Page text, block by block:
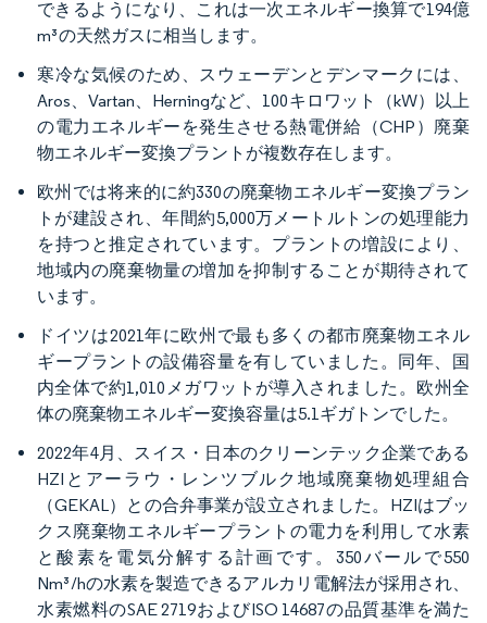
できるようになり、これは一次エネルギー換算で194億
m³の天然ガスに相当します。
寒冷な気候のため、スウェーデンとデンマークには、
Aros、Vartan、Herningなど、100キロワット（kW）以上
の電力エネルギーを発生させる熱電併給（CHP）廃棄
物エネルギー変換プラントが複数存在します。
欧州では将来的に約330の廃棄物エネルギー変換プラン
トが建設され、年間約5,000万メートルトンの処理能力
を持つと推定されています。プラントの増設により、
地域内の廃棄物量の増加を抑制することが期待されて
います。
ドイツは2021年に欧州で最も多くの都市廃棄物エネル
ギープラントの設備容量を有していました。同年、国
内全体で約1,010メガワットが導入されました。欧州全
体の廃棄物エネルギー変換容量は5.1ギガトンでした。
2022年4月、スイス・日本のクリーンテック企業である
HZIとアーラウ・レンツブルク地域廃棄物処理組合
（GEKAL）との合弁事業が設立されました。HZIはブッ
クス廃棄物エネルギープラントの電力を利用して水素
と酸素を電気分解する計画です。350バールで550
Nm³/hの水素を製造できるアルカリ電解法が採用され、
水素燃料のSAE 2719およびISO 14687の品質基準を満た